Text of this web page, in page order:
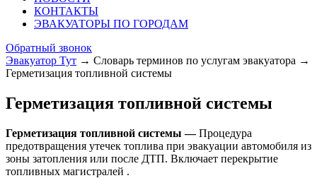
КОНТАКТЫ
ЭВАКУАТОРЫ ПО ГОРОДАМ
Обратный звонок
Эвакуатор Тут → Словарь терминов по услугам эвакуатора →
Герметизация топливной системы
Герметизация топливной системы
Герметизация топливной системы —Процедура
предотвращения утечек топлива при эвакуации автомобиля из
зоны затопления или после ДТП. Включает перекрытие
топливных магистралей .